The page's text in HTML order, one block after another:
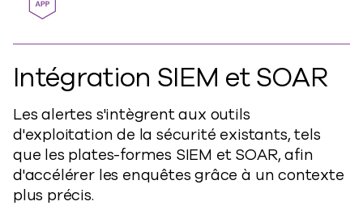
Intégration SIEM et SOAR
Les alertes s'intègrent aux outils
d'exploitation de la sécurité existants, tels
que les plates-formes SIEM et SOAR, afin
d'accélérer les enquêtes grâce à un contexte
plus précis.